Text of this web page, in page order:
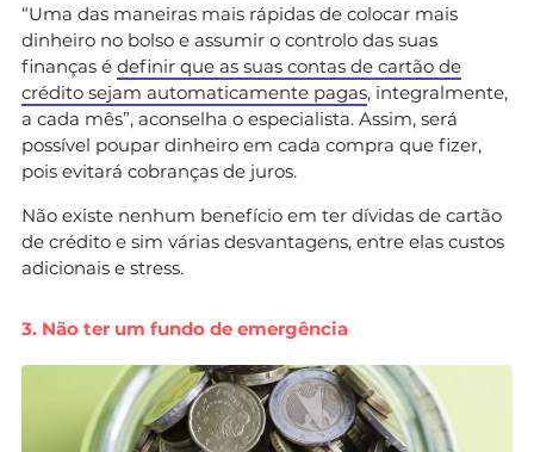
“Uma das maneiras mais rápidas de colocar mais
dinheiro no bolso e assumir o controlo das suas
finanças é definir que as suas contas de cartão de
crédito sejam automaticamente pagas, integralmente,
a cada mês”, aconselha o especialista. Assim, será
possível poupar dinheiro em cada compra que fizer,
pois evitará cobranças de juros.
Não existe nenhum benefício em ter dívidas de cartão
de crédito e sim várias desvantagens, entre elas custos
adicionais e stress.
3. Não ter um fundo de emergência